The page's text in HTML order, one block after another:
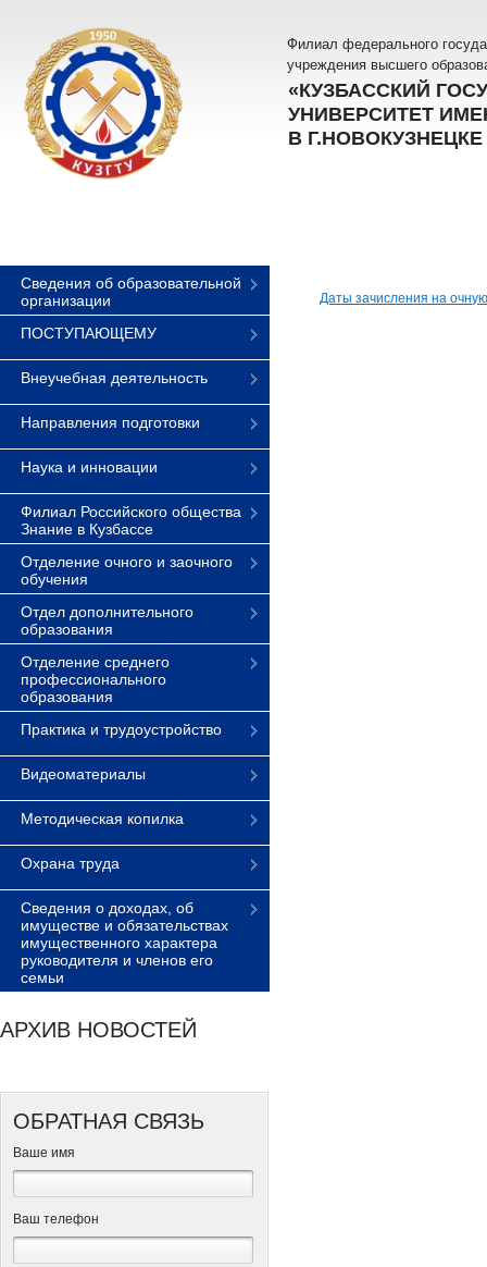
Филиал федерального
учреждения высшего
«КУЗБАССКИЙ
УНИВЕРСИТЕТ
В Г.НОВОКУЗНЕЦКЕ
Сведения об образовательной
организации
ПОСТУПАЮЩЕМУ
Внеучебная деятельность
Направления подготовки
Наука и инновации
Филиал Российского общества
Знание в Кузбассе
Отделение очного и заочного
обучения
Отдел дополнительного
образования
Отделение среднего
профессионального
образования
Практика и трудоустройство
Видеоматериалы
Методическая копилка
Охрана труда
Сведения о доходах, об
имуществе и обязательствах
имущественного характера
руководителя и членов его
семьи
АРХИВ НОВОСТЕЙ
ОБРАТНАЯ СВЯЗЬ
Ваше имя
Ваш телефон
Даты зачисления на